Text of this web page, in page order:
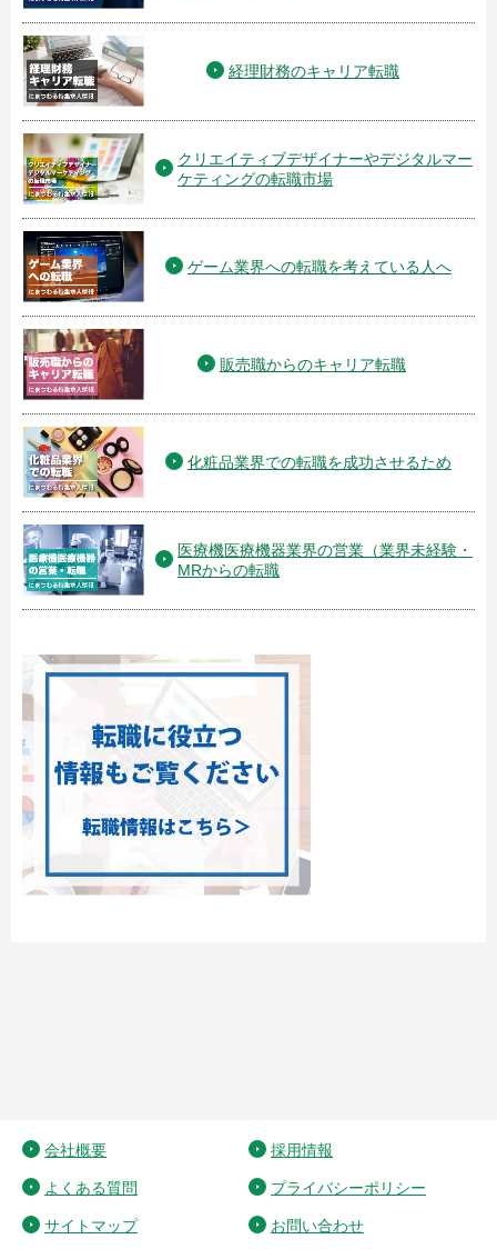
経理財務のキャリア転職
クリエイティブデザイナーやデジタルマー
ケティングの転職市場
ゲーム業界への転職を考えている人へ
販売職からのキャリア転職
化粧品業界での転職を成功させるため
医療機医療機器業界の営業（業界未経験・
MRからの転職
会社概要 採用情報
よくある質問 プライバシーポリシー
サイトマップ お問い合わせ